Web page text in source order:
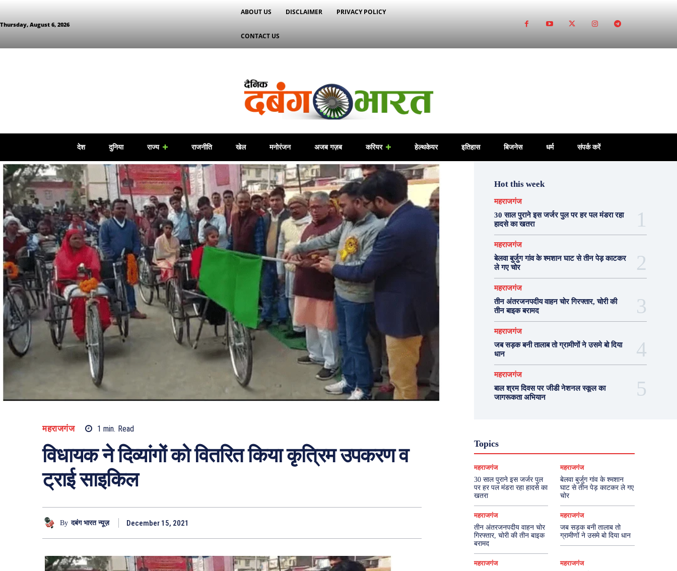
Thursday, August 6, 2026
ABOUT US DISCLAIMER PRIVACY POLICY
CONTACT US
देश दुनिया राज्य राजनीति खेल मनोरंजन अजब गज़ब करियर हेल्थकेयर इतिहास बिजनेस धर्म संपर्क करें
महराजगंज 1 min. Read
विधायक ने दिव्यांगों को वितरित किया कृत्रिम उपकरण व
ट्राई साइकिल
By दबंग भारत न्यूज़ December 15, 2021
Hot this week
महराजगंज
30 साल पुराने इस जर्जर पुल पर हर पल मंडरा रहा
हादसे का खतरा
महराजगंज
बेलवा बुर्जुग गांव के श्मशान घाट से तीन पेड़ काटकर
ले गए चोर
महराजगंज
तीन अंतरजनपदीय वाहन चोर गिरफ्तार, चोरी की
तीन बाइक बरामद
महराजगंज
जब सड़क बनी तालाब तो ग्रामीणों ने उसमे बो दिया
धान
महराजगंज
बाल श्रम दिवस पर जीडी नेशनल स्कूल का
जागरूकता अभियान
Topics
महराजगंज
30 साल पुराने इस जर्जर पुल
पर हर पल मंडरा रहा हादसे का
खतरा
महराजगंज
बेलवा बुर्जुग गांव के श्मशान
घाट से तीन पेड़ काटकर ले गए
चोर
महराजगंज
तीन अंतरजनपदीय वाहन चोर
गिरफ्तार, चोरी की तीन बाइक
बरामद
महराजगंज
जब सड़क बनी तालाब तो
ग्रामीणों ने उसमे बो दिया धान
महराजगंज
महराजगंज